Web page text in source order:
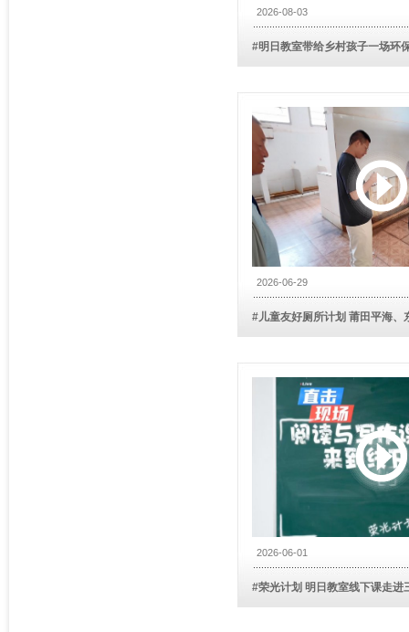
2026-08-03
#明日教室带给乡村孩子一场环
2026-06-29
#儿童友好厕所计划 莆田平海、
2026-06-01
#荣光计划 明日教室线下课走进